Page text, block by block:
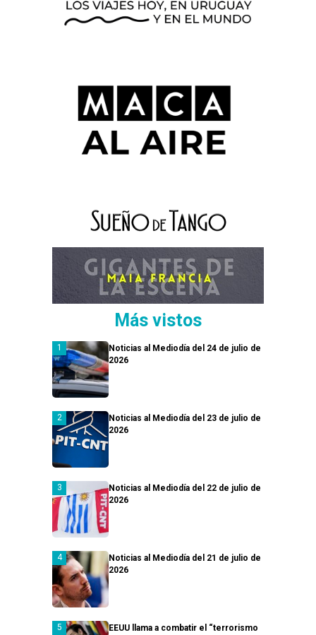
Más vistos
Noticias al Mediodía del 24 de julio de
2026
Noticias al Mediodía del 23 de julio de
2026
Noticias al Mediodía del 22 de julio de
2026
Noticias al Mediodía del 21 de julio de
2026
EEUU llama a combatir el “terrorismo